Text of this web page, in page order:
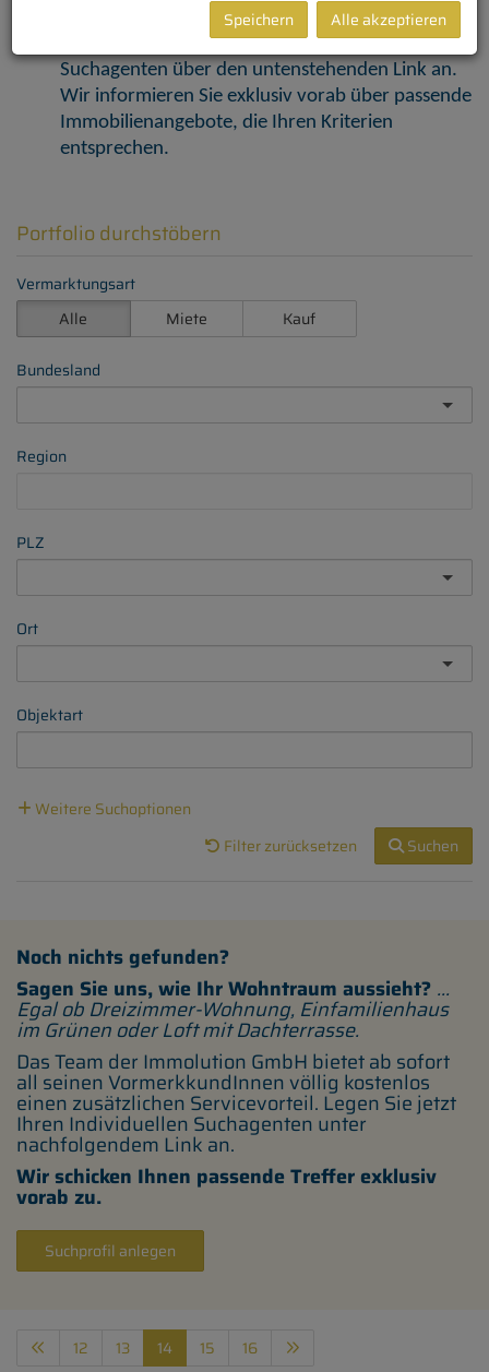
Vormerkkunden ab sofort einen kostenlosen
Servicevorteil. Legen Sie jetzt Ihren individuellen
Suchagenten über den untenstehenden Link an.
Wir informieren Sie exklusiv vorab über passende
Immobilienangebote, die Ihren Kriterien
entsprechen.
Portfolio durchstöbern
Vermarktungsart
Alle
Miete Kauf
Bundesland
Region
PLZ
Ort
Objektart
Weitere Suchoptionen
Filter zurücksetzen
Suchen
Noch nichts gefunden?
Sagen Sie uns, wie Ihr Wohntraum aussieht? ...
Egal ob Dreizimmer-Wohnung, Einfamilienhaus
im Grünen oder Loft mit Dachterrasse.
Das Team der Immolution GmbH bietet ab sofort
all seinen VormerkkundInnen völlig kostenlos
einen zusätzlichen Servicevorteil. Legen Sie jetzt
Ihren Individuellen Suchagenten unter
nachfolgendem Link an.
Wir schicken Ihnen passende Treffer exklusiv
vorab zu.
Suchprofil anlegen
12 13 14 15 16
Speichern Alle akzeptieren